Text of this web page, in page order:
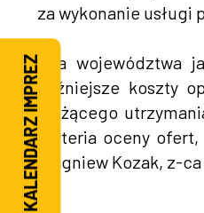
za wykonanie usługi
„Dla
późniejsze koszty
bieżącego
kryteria oceny
Zbigniew Kozak, z-
KALENDARZ IMPREZ